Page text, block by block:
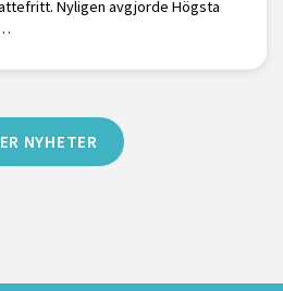
Nyligen avgjorde Högsta
NYHETER